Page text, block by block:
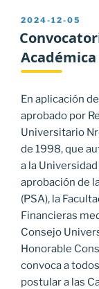
PUBLICADO
EL
2024-12-05
En aplicación
aprobado por
Universitario
de 1998, que
a la
aprobación de
(PSA), la
Financieras
Consejo
Honorable
convoca a
postular a las